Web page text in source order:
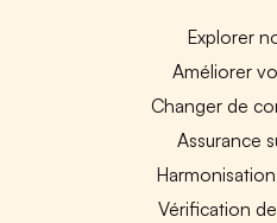
Explorer
Améliorer
Changer de
Assurance
Vérification